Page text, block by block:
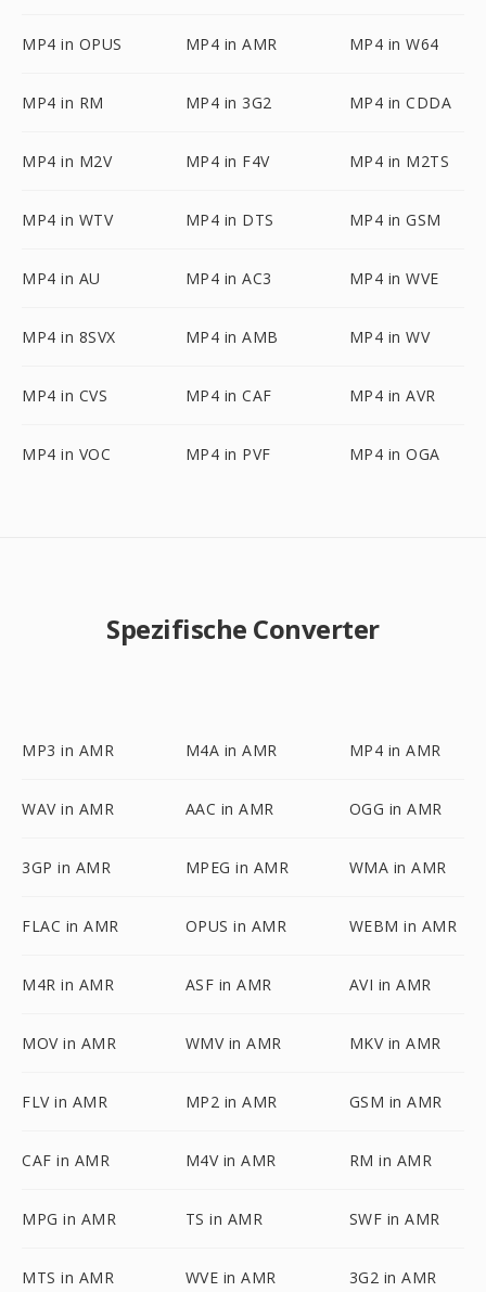
MP4 in OPUS MP4 in AMR MP4 in W64
MP4 in RM MP4 in 3G2 MP4 in CDDA
MP4 in M2V MP4 in F4V MP4 in M2TS
MP4 in WTV MP4 in DTS MP4 in GSM
MP4 in AU MP4 in AC3 MP4 in WVE
MP4 in 8SVX MP4 in AMB MP4 in WV
MP4 in CVS MP4 in CAF MP4 in AVR
MP4 in VOC MP4 in PVF MP4 in OGA
Spezifische Converter
MP3 in AMR M4A in AMR MP4 in AMR
WAV in AMR AAC in AMR OGG in AMR
3GP in AMR MPEG in AMR WMA in AMR
FLAC in AMR OPUS in AMR WEBM in AMR
M4R in AMR ASF in AMR AVI in AMR
MOV in AMR WMV in AMR MKV in AMR
FLV in AMR MP2 in AMR GSM in AMR
CAF in AMR M4V in AMR RM in AMR
MPG in AMR TS in AMR SWF in AMR
MTS in AMR WVE in AMR 3G2 in AMR